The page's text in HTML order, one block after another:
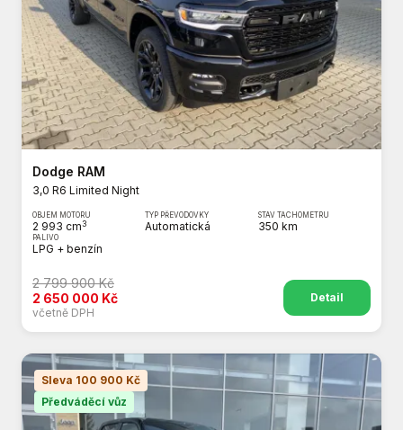
Dodge RAM
3,0 R6 Limited Night
OBJEM MOTORU
2 993 cm3
TYP PŘEVODOVKY
Automatická
STAV TACHOMETRU
350 km
PALIVO
LPG + benzín
2 799 900 Kč
2 650 000 Kč
včetně DPH
Detail
Sleva 100 900 Kč
Předváděcí vůz